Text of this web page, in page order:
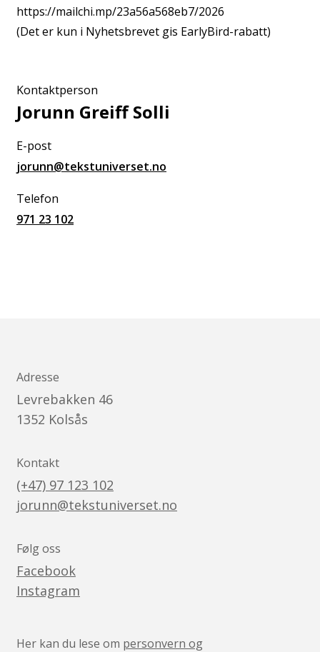
Kontaktperson
Jorunn Greiff Solli
E-post
jorunn@tekstuniverset.no
Telefon
971 23 102
https://mailchi.mp/23a56a568eb7/2026
(Det er kun i Nyhetsbrevet gis EarlyBird-rabatt)
Adresse
Levrebakken 46
1352 Kolsås
Kontakt
(+47) 97 123 102
jorunn@tekstuniverset.no
Følg oss
Facebook
Instagram
Her kan du lese om personvern og